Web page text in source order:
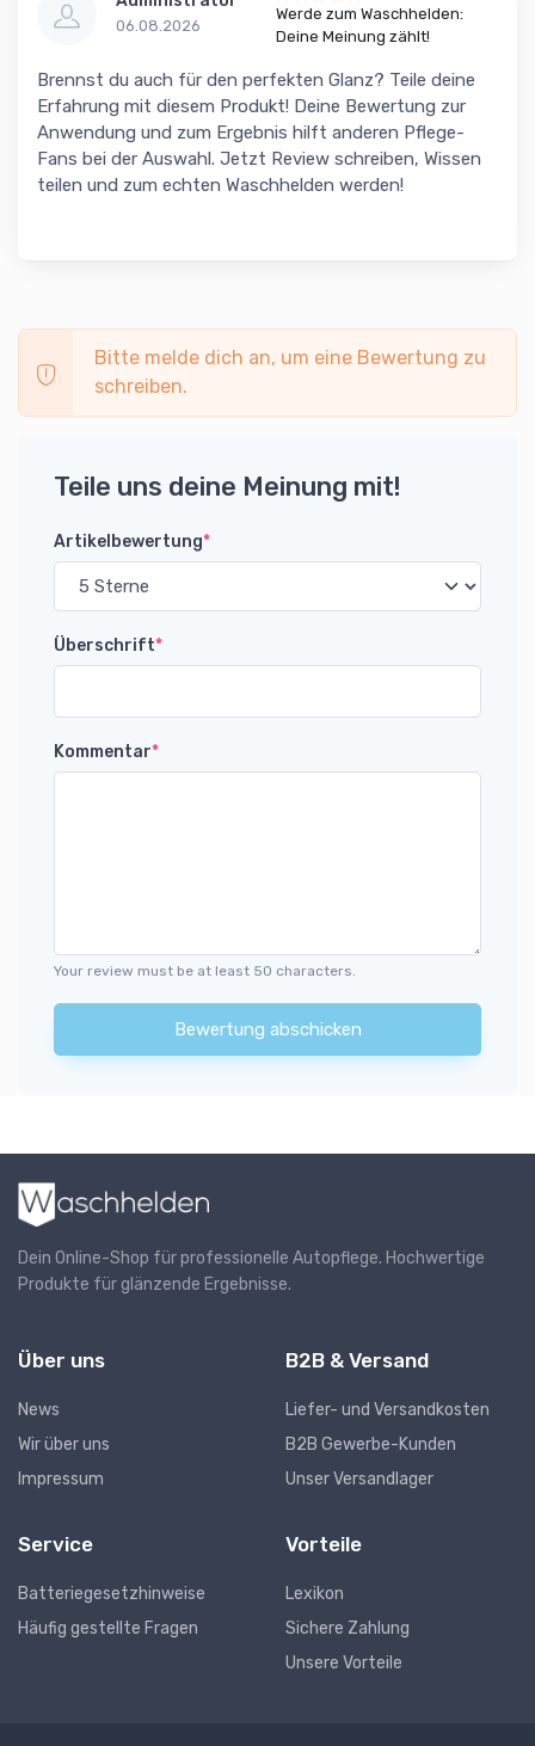
06.08.2026
Werde zum Waschhelden:
Deine Meinung zählt!
Brennst du auch für den perfekten Glanz? Teile deine
Erfahrung mit diesem Produkt! Deine Bewertung zur
Anwendung und zum Ergebnis hilft anderen Pflege-
Fans bei der Auswahl. Jetzt Review schreiben, Wissen
teilen und zum echten Waschhelden werden!
Bitte melde dich an, um eine Bewertung zu
schreiben.
Teile uns deine Meinung mit!
Artikelbewertung*
Überschrift*
Kommentar*
Your review must be at least 50 characters.
Bewertung abschicken
Dein Online-Shop für professionelle Autopflege. Hochwertige
Produkte für glänzende Ergebnisse.
Über uns
News
Wir über uns
Impressum
B2B & Versand
Liefer- und Versandkosten
B2B Gewerbe-Kunden
Unser Versandlager
Service
Batteriegesetzhinweise
Häufig gestellte Fragen
Vorteile
Lexikon
Sichere Zahlung
Unsere Vorteile